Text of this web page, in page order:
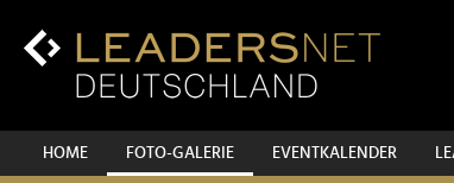
Inhalt
Hauptnavigation
HOME FOTO-GALERIE EVENTKALENDER